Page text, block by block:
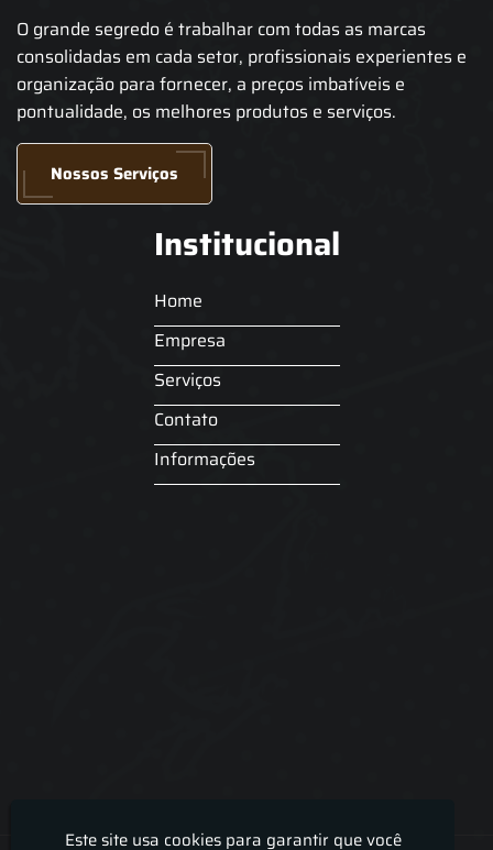
O grande segredo é trabalhar com todas as marcas
consolidadas em cada setor, profissionais experientes e
organização para fornecer, a preços imbatíveis e
pontualidade, os melhores produtos e serviços.
Nossos Serviços
Institucional
Home
Empresa
Serviços
Contato
Informações
Este site usa cookies para garantir que você